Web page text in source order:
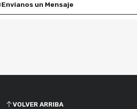
Envianos un Mensaje
VOLVER ARRIBA